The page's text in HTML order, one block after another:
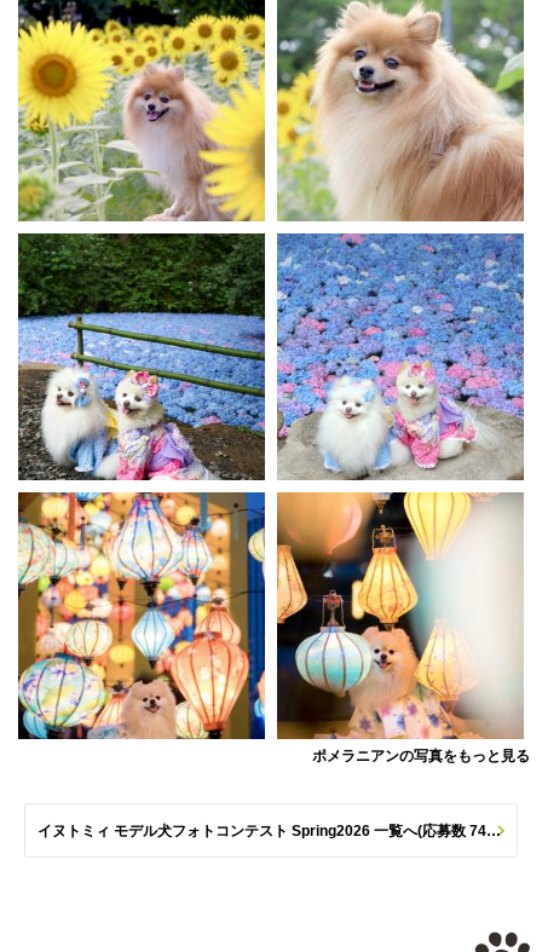
ポメラニアンの写真をもっと見る
イヌトミィ モデル犬フォトコンテスト Spring2026 一覧へ(応募数 747枚)